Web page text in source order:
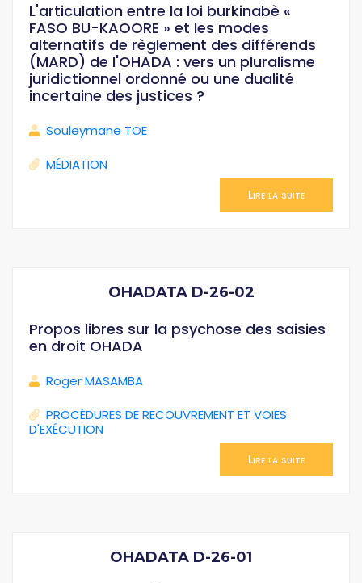
L'articulation entre la loi burkinabè «
FASO BU-KAOORE » et les modes
alternatifs de règlement des différends
(MARD) de l'OHADA : vers un pluralisme
juridictionnel ordonné ou une dualité
incertaine des justices ?
Souleymane TOE
MÉDIATION
Lire la suite
OHADATA D-26-02
Propos libres sur la psychose des saisies
en droit OHADA
Roger MASAMBA
PROCÉDURES DE RECOUVREMENT ET VOIES
D'EXÉCUTION
Lire la suite
OHADATA D-26-01